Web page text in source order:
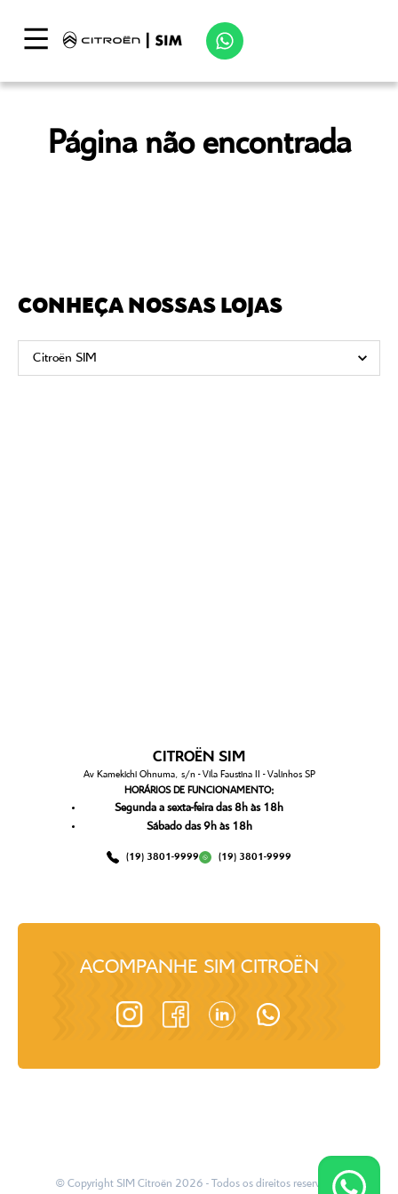
Página não encontrada
CONHEÇA NOSSAS LOJAS
CITROËN SIM
Av Kamekichi Ohnuma, s/n - Vila Faustina II - Valinhos SP
HORÁRIOS DE FUNCIONAMENTO:
Segunda a sexta-feira das 8h às 18h
Sábado das 9h às 18h
(19) 3801-9999 (19) 3801-9999
ACOMPANHE SIM CITROËN
© Copyright SIM Citroën 2026 - Todos os direitos reservados